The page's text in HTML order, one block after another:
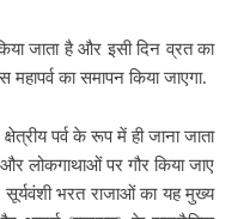
जाता है और इसी दिन व्रत का
का समापन किया जाएगा.
पर्व के रूप में ही जाना जाता
लोकगाथाओं पर गौर किया जाए
भरत राजाओं का यह मुख्य